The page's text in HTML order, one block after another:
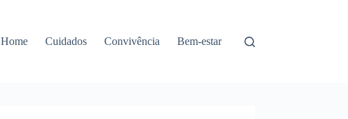
Home Cuidados Convivência Bem-estar